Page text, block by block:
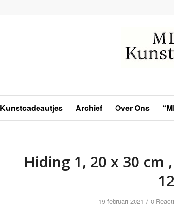
Kunstcadeautjes Archief Over Ons
Hiding 1, 20 x 30 cm
19 februari 2021 / 0